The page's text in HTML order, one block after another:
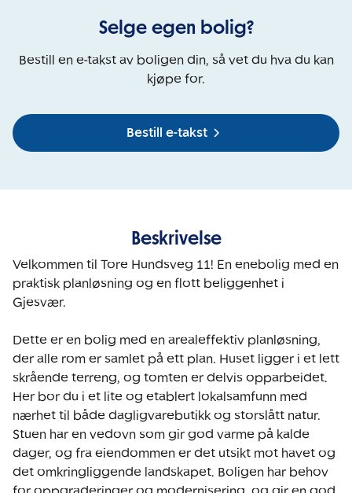
Selge egen bolig?
Bestill en e-takst av boligen din, så vet du hva du kan
kjøpe for.
Bestill e-takst
Beskrivelse
Velkommen til Tore Hundsveg 11! En enebolig med en
praktisk planløsning og en flott beliggenhet i
Gjesvær.
Dette er en bolig med en arealeffektiv planløsning,
der alle rom er samlet på ett plan. Huset ligger i et lett
skrående terreng, og tomten er delvis opparbeidet.
Her bor du i et lite og etablert lokalsamfunn med
nærhet til både dagligvarebutikk og storslått natur.
Stuen har en vedovn som gir god varme på kalde
dager, og fra eiendommen er det utsikt mot havet og
det omkringliggende landskapet. Boligen har behov